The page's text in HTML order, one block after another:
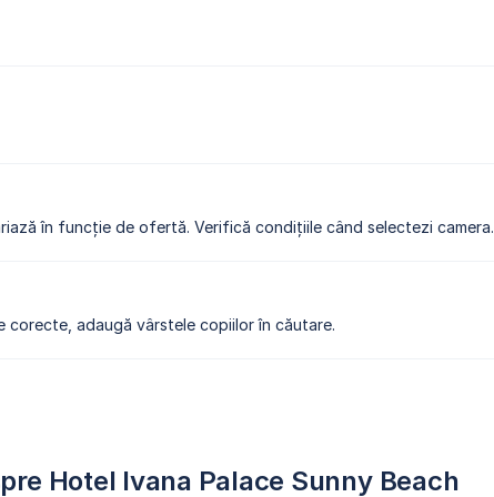
în funcție de ofertă. Verifică condițiile când selectezi camera.
corecte, adaugă vârstele copiilor în căutare.
Hotel Ivana Palace Sunny Beach